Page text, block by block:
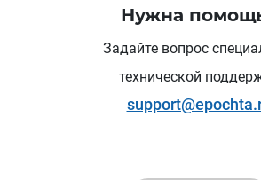
Нужна
Задайте вопрос
технической